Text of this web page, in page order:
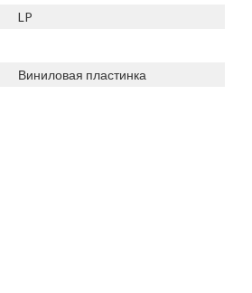
LP
Виниловая пластинка